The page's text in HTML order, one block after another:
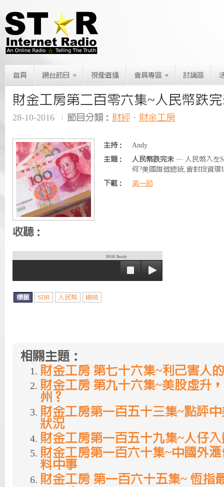
首頁 網台節目 » 視像直播 會員專區 » 討論區
財金工房第二百零六集~人民幣跌
28-10-2016 節目分類： 財經 、 財金工房
主持：
Andy
主題：
人民幣跌完未 — 人民幣入左
何?美國誰做總統,會對投資環
下載：
第一節
收聽：
00:00 Ready
標籤 SDR 人民幣 總統
相關主題：
財金工房 第七十六集~利己害人
財金工房 第九十六集~美股虛升
州？
財金工房第一百五十三集~點評
狀況
財金工房第一百五十九集~人仔
財金工房第一百六十集~中國外
料中事
財金工房 第一百六十五集~ 恆指